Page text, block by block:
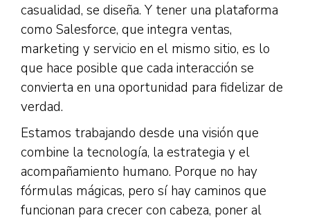
casualidad, se diseña. Y tener una plataforma
como Salesforce, que integra ventas,
marketing y servicio en el mismo sitio, es lo
que hace posible que cada interacción se
convierta en una oportunidad para fidelizar de
verdad.
Estamos trabajando desde una visión que
combine la tecnología, la estrategia y el
acompañamiento humano. Porque no hay
fórmulas mágicas, pero sí hay caminos que
funcionan para crecer con cabeza, poner al